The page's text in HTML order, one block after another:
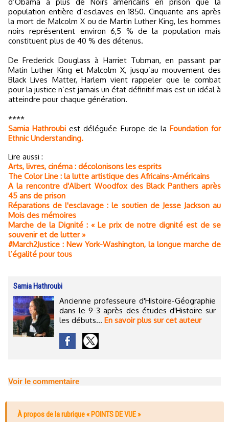
population entière d’esclaves en 1850. Cinquante ans après
la mort de Malcolm X ou de Martin Luther King, les hommes
noirs représentent environ 6,5 % de la population mais
constituent plus de 40 % des détenus.
De Frederick Douglass à Harriet Tubman, en passant par
Matin Luther King et Malcolm X, jusqu’au mouvement des
Black Lives Matter, Harlem vient rappeler que le combat
pour la justice n’est jamais un état définitif mais est un idéal à
atteindre pour chaque génération.
****
Samia Hathroubi est déléguée Europe de la Foundation for
Ethnic Understanding.
Lire aussi :
Arts, livres, cinéma : décolonisons les esprits
The Color Line : la lutte artistique des Africains-Américains
A la rencontre d'Albert Woodfox des Black Panthers après
45 ans de prison
Réparations de l'esclavage : le soutien de Jesse Jackson au
Mois des mémoires
Marche de la Dignité : « Le prix de notre dignité est de se
souvenir et de lutter »
#March2Justice : New York-Washington, la longue marche de
l’égalité pour tous
Samia Hathroubi
Ancienne professeure d'Histoire-Géographie
dans le 9-3 après des études d'Histoire sur
les débuts... En savoir plus sur cet auteur
Voir le commentaire
À propos de la rubrique « POINTS DE VUE »